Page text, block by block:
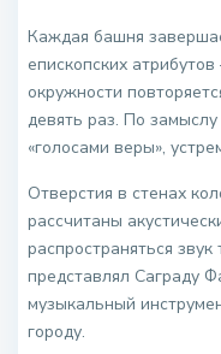
Каждая башня
епископских
окружности
девять раз. По
«голосами веры»,
Отверстия в стенах
рассчитаны
распространяться
представлял Саграду
музыкальный
городу.